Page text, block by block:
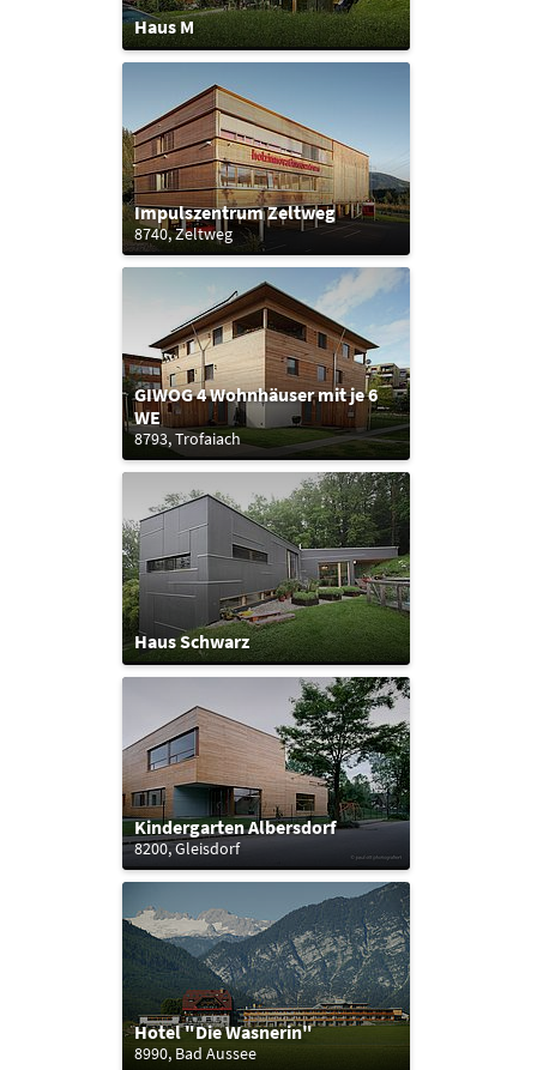
Haus M
Impulszentrum Zeltweg
8740, Zeltweg
GIWOG 4 Wohnhäuser mit je 6
WE
8793, Trofaiach
Haus Schwarz
Kindergarten Albersdorf
8200, Gleisdorf
Hotel "Die Wasnerin"
8990, Bad Aussee